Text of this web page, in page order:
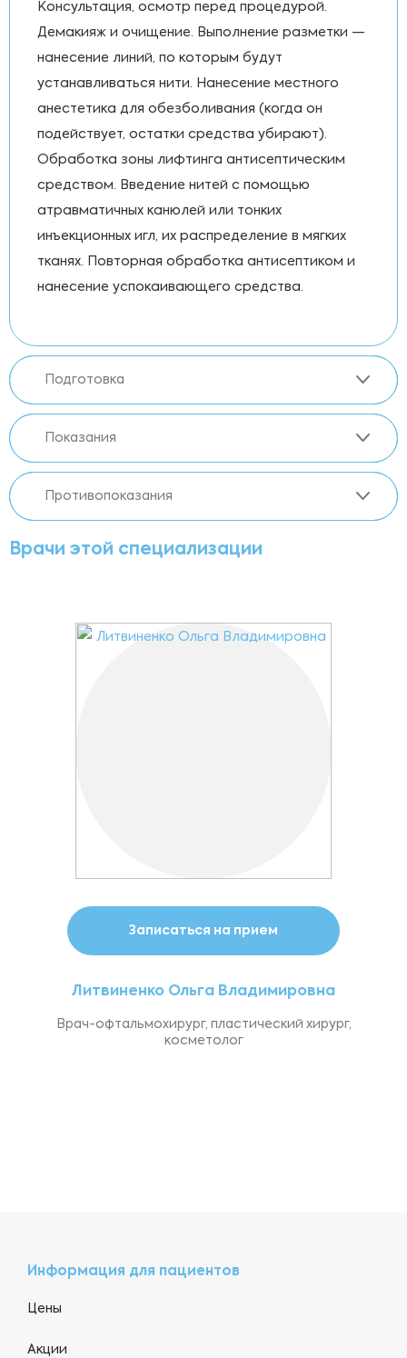
Консультация, осмотр перед процедурой.
Демакияж и очищение. Выполнение разметки —
нанесение линий, по которым будут
устанавливаться нити. Нанесение местного
анестетика для обезболивания (когда он
подействует, остатки средства убирают).
Обработка зоны лифтинга антисептическим
средством. Введение нитей с помощью
атравматичных канюлей или тонких
инъекционных игл, их распределение в мягких
тканях. Повторная обработка антисептиком и
нанесение успокаивающего средства.
Подготовка
Показания
Противопоказания
Врачи этой специализации
Записаться на прием
Литвиненко Ольга Владимировна
Врач-офтальмохирург, пластический хирург,
косметолог
Информация для пациентов
Цены
Акции